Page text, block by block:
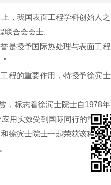
，我国表面工程学科创始人之
合会会士。
是授予国际热处理与表面工程
”
程的重要作用，特授予徐滨士
，标志着徐滨士院士自1978年
用实效受到国际同行的重视。
徐滨士院士一起荣获该称号的